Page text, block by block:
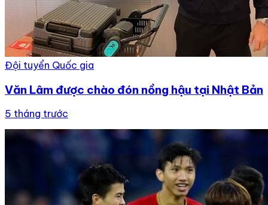
Đội tuyển Quốc gia
Văn Lâm được chào đón nồng hậu tại Nhật Bản
5 tháng trước